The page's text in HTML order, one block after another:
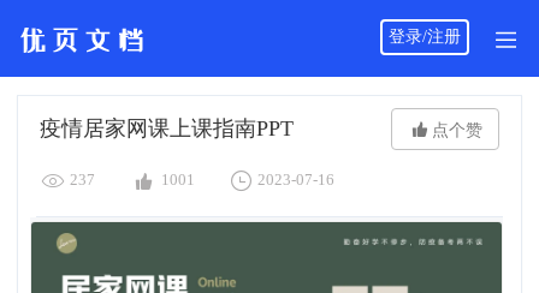
登录/注册
疫情居家网课上课指南PPT  点个赞
 237  1001  2023-07-16